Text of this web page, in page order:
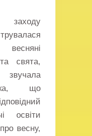
весняні
свята,
що
освіти
весну,